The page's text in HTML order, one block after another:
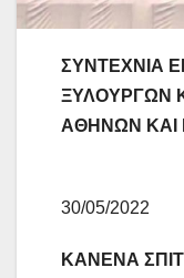
ΣΥΝΤΕΧΝΙΑ
ΞΥΛΟΥΡΓΩΝ
ΑΘΗΝΩΝ ΚΑΙ
30/05/2022
ΚΑΝΕΝΑ